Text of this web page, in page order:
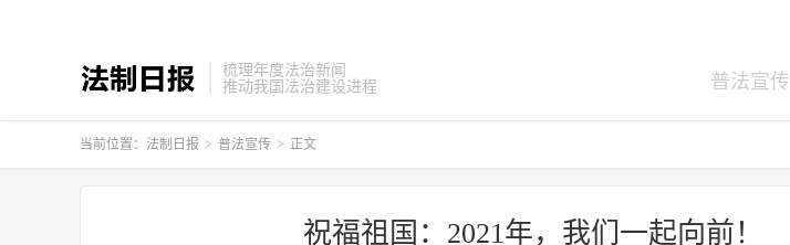
梳理年度法治新闻
推动我国法治建设进程
普法宣传
当前位置： 法制日报 > 普法宣传 > 正文
祝福祖国：2021年，我们一起向前！